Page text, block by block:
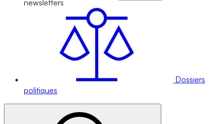
newsletters
Dossiers
politiques